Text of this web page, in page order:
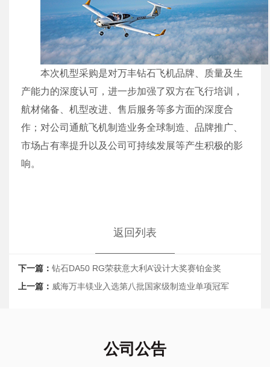
本次机型采购是对万丰钻石飞机品牌、质量及生
产能力的深度认可，进一步加强了双方在飞行培训，
航材储备、机型改进、售后服务等多方面的深度合
作；对公司通航飞机制造业务全球制造、品牌推广、
市场占有率提升以及公司可持续发展等产生积极的影
响。
返回列表
下一篇： 钻石DA50 RG荣获意大利A’设计大奖赛铂金奖
上一篇： 威海万丰镁业入选第八批国家级制造业单项冠军
公司公告